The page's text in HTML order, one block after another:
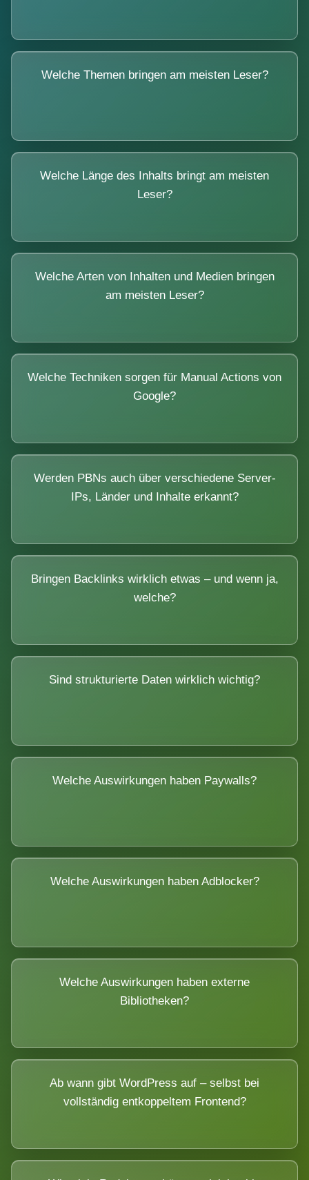
Welche Themen bringen am meisten Leser?
Welche Länge des Inhalts bringt am meisten
Leser?
Welche Arten von Inhalten und Medien bringen
am meisten Leser?
Welche Techniken sorgen für Manual Actions von
Google?
Werden PBNs auch über verschiedene Server-
IPs, Länder und Inhalte erkannt?
Bringen Backlinks wirklich etwas – und wenn ja,
welche?
Sind strukturierte Daten wirklich wichtig?
Welche Auswirkungen haben Paywalls?
Welche Auswirkungen haben Adblocker?
Welche Auswirkungen haben externe
Bibliotheken?
Ab wann gibt WordPress auf – selbst bei
vollständig entkoppeltem Frontend?